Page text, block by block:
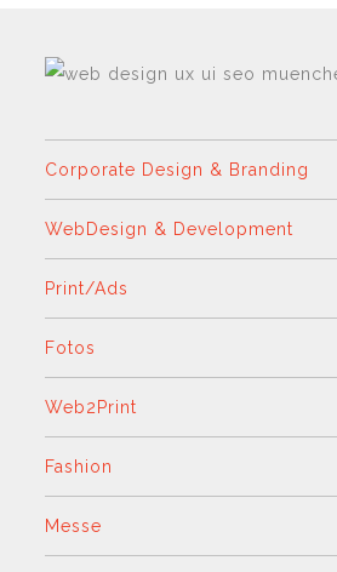
Corporate Design & Branding
WebDesign & Development
Print/Ads
Fotos
Web2Print
Fashion
Messe